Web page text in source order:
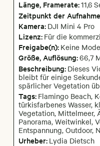
Länge, Framerate:11,6
Zeitpunkt der
Kamera: DJI Mini 4 Pro
Lizenz: Für die
Freigabe(n): Keine
Größe, Auflösung:66,7
Beschreibung: Dieses
bleibt für einige
spärlicher Vegetation
Tags: Flamingo Beach,
türkisfarbenes Wasser,
Vegetation, Mittelmeer,
Panorama, Weitwinkel,
Entspannung, Outdoor,
Urheber: Lydia Dietsch